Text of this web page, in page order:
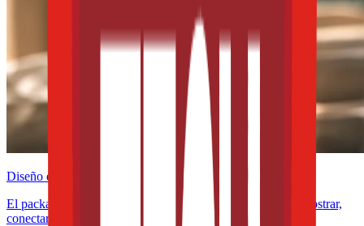
Diseño e innovación
El packaging ya no solo protege alimentos: ahora debe demostrar,
conectar y convencer